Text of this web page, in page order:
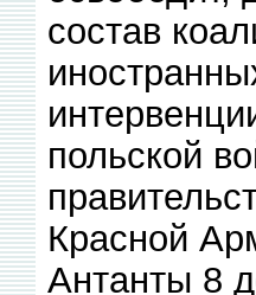
состав
польской
Красной
Антанты 8